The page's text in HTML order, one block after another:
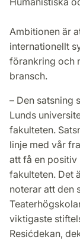
Ambitionen är
internationellt
förankring och
bransch.
– Den satsning
Lunds
fakulteten.
linje med vår
att få en positiv
fakulteten. Det
noterar att den
viktigaste
Resićdekan,